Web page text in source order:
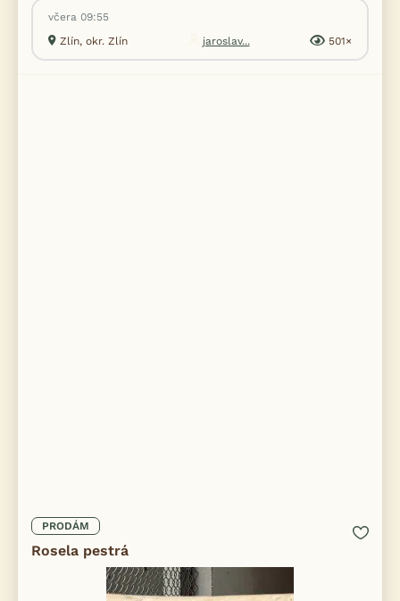
včera 09:55
Zlín, okr. Zlín
jaroslav... 501×
PRODÁM
Rosela pestrá